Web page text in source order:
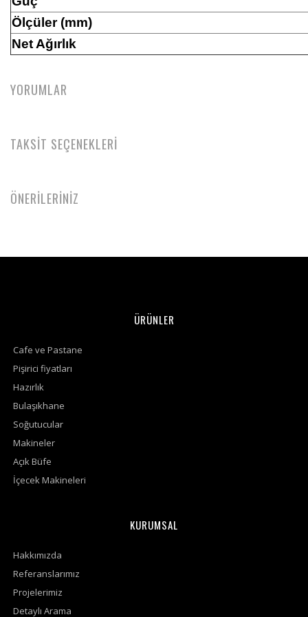
Ölçüler (mm)
Net Ağırlık
YORUMLAR
TAKSİT SEÇENEKLERİ
ÖNERİLERİNİZ
ÜRÜNLER
Cafe ve Pastane
Pişirici fiyatları
Hazırlık
Bulaşıkhane
Soğutucular
Makineler
Açık Büfe
İçecek Makineleri
KURUMSAL
Hakkımızda
Referanslarımız
Projelerimiz
Detaylı Arama